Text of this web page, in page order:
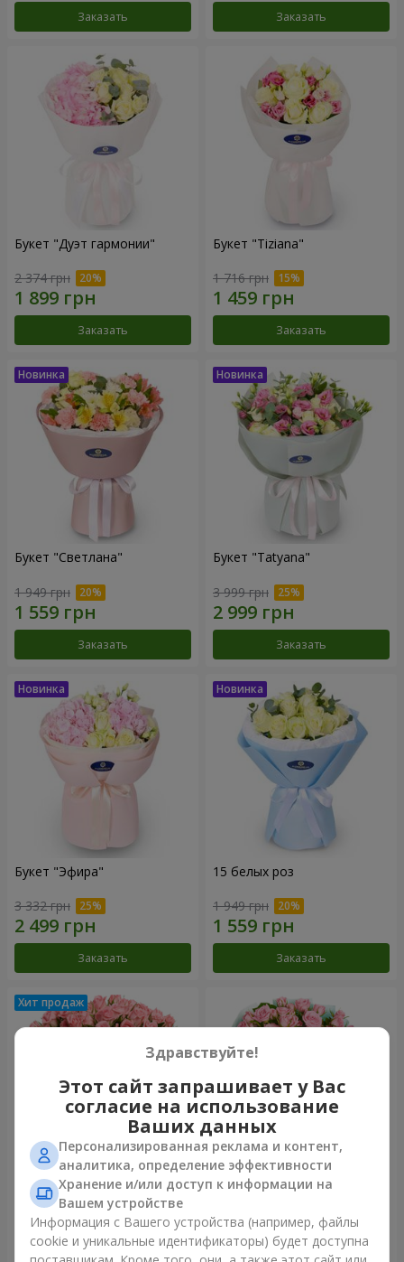
Заказать Заказать
Букет "Дуэт гармонии"
2 374 грн
Заказать
Букет "Tiziana"
1 716 грн
Заказать
Букет "Светлана"
1 949 грн
Заказать
Букет "Tatyana"
3 999 грн
Заказать
Букет "Эфира"
3 332 грн
Заказать
15 белых роз
1 949 грн
Заказать
Цветы в коробке "Розовый
оазис"
2 749 грн
Композиция "Баллада о
маме"
2 199 грн
Здравствуйте!
Этот сайт запрашивает у Вас
согласие на использование
Ваших данных
Персонализированная реклама и контент,
аналитика, определение эффективности
Хранение и/или доступ к информации на
Вашем устройстве
Информация с Вашего устройства (например, файлы
cookie и уникальные идентификаторы) будет доступна